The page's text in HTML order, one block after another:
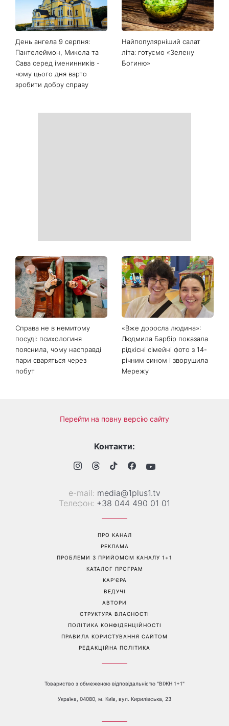
День ангела 9 серпня:
Пантелеймон, Микола та
Сава серед іменинників -
чому цього дня варто
зробити добру справу
Найпопулярніший салат
літа: готуємо «Зелену
Богиню»
Справа не в немитому
посуді: психологиня
пояснила, чому насправді
пари сваряться через
побут
«Вже доросла людина»:
Людмила Барбір показала
рідкісні сімейні фото з 14-
річним сином і зворушила
Мережу
Перейти на повну версію сайту
Контакти:
е-mail: media@1plus1.tv
Телефон: +38 044 490 01 01
ПРО КАНАЛ
РЕКЛАМА
ПРОБЛЕМИ З ПРИЙОМОМ КАНАЛУ 1+1
КАТАЛОГ ПРОГРАМ
КАР’ЄРА
ВЕДУЧІ
АВТОРИ
СТРУКТУРА ВЛАСНОСТІ
ПОЛІТИКА КОНФІДЕНЦІЙНОСТІ
ПРАВИЛА КОРИСТУВАННЯ САЙТОМ
РЕДАКЦІЙНА ПОЛІТИКА
Товариство з обмеженою відповідальністю "ВІЖН 1+1"
Україна, 04080, м. Київ, вул. Кирилівська, 23